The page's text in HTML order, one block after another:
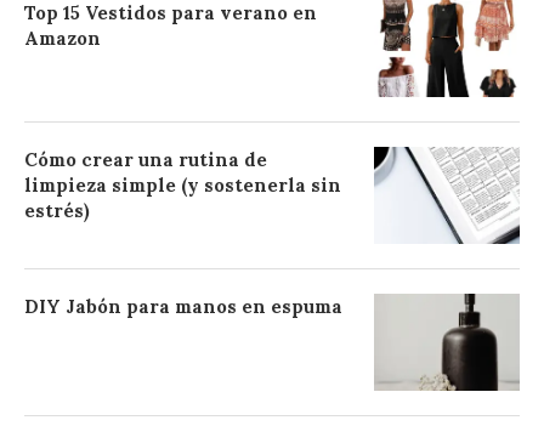
Top 15 Vestidos para verano en
Amazon
Cómo crear una rutina de
limpieza simple (y sostenerla sin
estrés)
DIY Jabón para manos en espuma